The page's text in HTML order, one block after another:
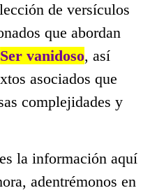
de versículos
que abordan
Ser vanidoso, así
asociados que
complejidades y
la información aquí
adentrémonos en